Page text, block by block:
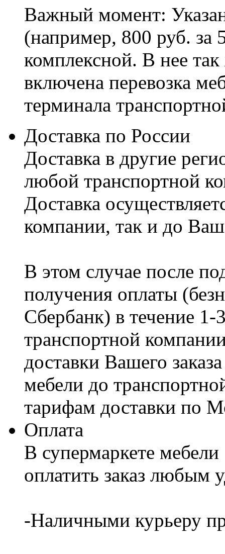
Важный момент:
(например, 800 руб. за
комплексной. В нее
включена перевозка
терминала
Доставка по России
Доставка в другие
любой транспортной
Доставка
компании, так и до
В этом случае после
получения оплаты
Сбербанк) в течение
транспортной
доставки Вашего
мебели до
тарифам доставки по
Оплата
В супермаркете
оплатить заказ любым
-Наличными курьеру